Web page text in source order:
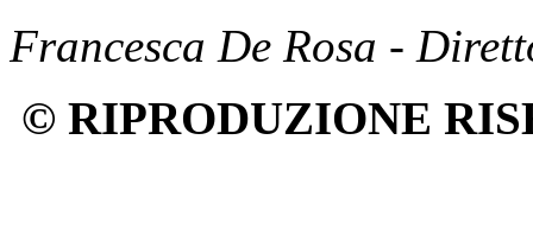
Francesca De Rosa -
© RIPRODUZIONE